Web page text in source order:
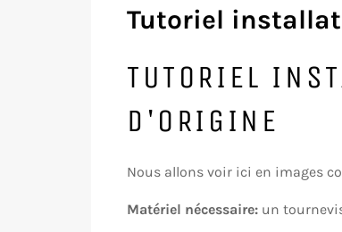
Tutoriel
TUTORIEL
D'ORIGINE
Nous allons voir ici en images
Matériel nécessaire: un